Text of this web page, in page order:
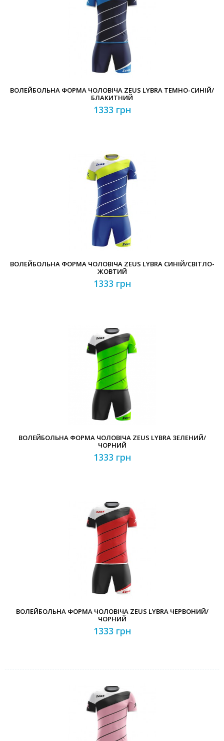
ВОЛЕЙБОЛЬНА ФОРМА ЧОЛОВІЧА ZEUS LYBRA ТЕМНО-СИНІЙ/
БЛАКИТНИЙ
1333 грн
ВОЛЕЙБОЛЬНА ФОРМА ЧОЛОВІЧА ZEUS LYBRA СИНІЙ/СВІТЛО-
ЖОВТИЙ
1333 грн
ВОЛЕЙБОЛЬНА ФОРМА ЧОЛОВІЧА ZEUS LYBRA ЗЕЛЕНИЙ/
ЧОРНИЙ
1333 грн
ВОЛЕЙБОЛЬНА ФОРМА ЧОЛОВІЧА ZEUS LYBRA ЧЕРВОНИЙ/
ЧОРНИЙ
1333 грн
Забули свій пароль? Забули свій логін?